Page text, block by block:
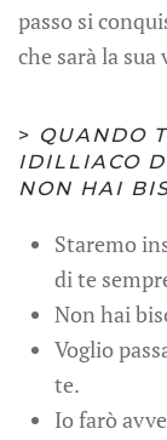
passo si
che sarà la
> QUANDO
IDILLIACO
NON HAI
Staremo
di te
Non hai
Voglio
te.
Io farò